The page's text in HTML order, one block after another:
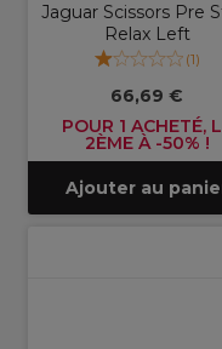
Jaguar Scissors Pre
Relax Left
(1)
66,69 €
POUR 1 ACHETÉ,
2ÈME À -50% !
Ajouter au